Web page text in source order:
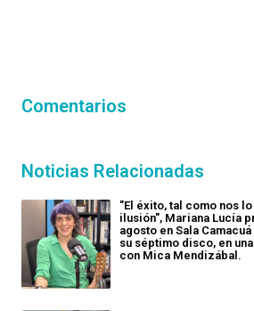
Comentarios
Noticias Relacionadas
"El éxito, tal como nos
ilusión", Mariana Lucía
agosto en Sala
su séptimo disco, en
con Mica Mendizábal.